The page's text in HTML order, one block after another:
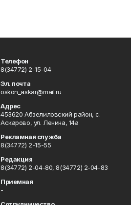
Телефон
8(34772) 2-15-04
Эл. почта
oskon_askar@mail.ru
Адрес
453620 Абзелиловский район, с.
Аскарово, ул. Ленина, 14а
Рекламная служба
8(34772) 2-15-55
Редакция
8(34772) 2-04-80, 8(34772) 2-04-83
Приемная
-